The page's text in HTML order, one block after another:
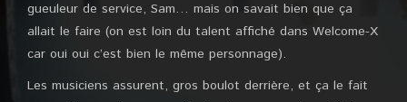
gueuleur de service, Sam… mais on savait bien que ça
allait le faire (on est loin du talent affiché dans Welcome-X
car oui oui c’est bien le même personnage).
Les musiciens assurent, gros boulot derrière, et ça le fait